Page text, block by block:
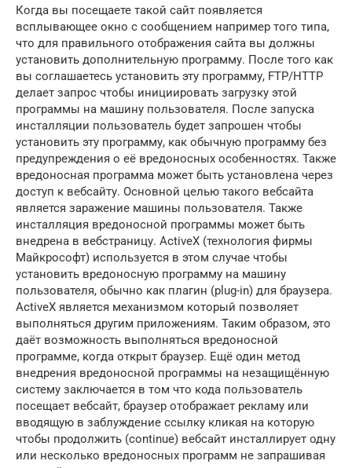
Когда вы посещаете такой сайт появляется
всплывающее окно с сообщением например того типа,
что для правильного отображения сайта вы должны
установить дополнительную программу. После того как
вы соглашаетесь установить эту программу, FTP/HTTP
делает запрос чтобы инициировать загрузку этой
программы на машину пользователя. После запуска
инсталляции пользователь будет запрошен чтобы
установить эту программу, как обычную программу без
предупреждения о её вредоносных особенностях. Также
вредоносная программа может быть установлена через
доступ к вебсайту. Основной целью такого вебсайта
является заражение машины пользователя. Также
инсталляция вредоносной программы может быть
внедрена в вебстраницу. ActiveX (технология фирмы
Майкрософт) используется в этом случае чтобы
установить вредоносную программу на машину
пользователя, обычно как плагин (plug-in) для браузера.
ActiveX является механизмом который позволяет
выполняться другим приложениям. Таким образом, это
даёт возможность выполняться вредоносной
программе, когда открыт браузер. Ещё один метод
внедрения вредоносной программы на незащищённую
систему заключается в том что кода пользователь
посещает вебсайт, браузер отображает рекламу или
вводящую в заблуждение ссылку кликая на которую
чтобы продолжить (continue) вебсайт инсталлирует одну
или несколько вредоносных программ не запрашивая